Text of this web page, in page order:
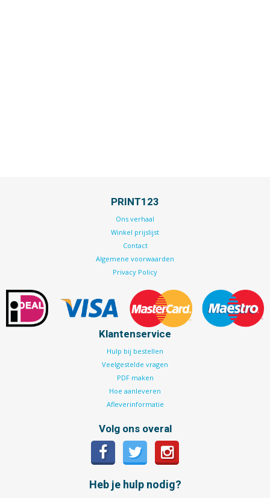
PRINT123
Ons verhaal
Winkel prijslijst
Contact
Algemene voorwaarden
Privacy Policy
Klantenservice
Hulp bij bestellen
Veelgestelde vragen
PDF maken
Hoe aanleveren
Afleverinformatie
Volg ons overal
Heb je hulp nodig?